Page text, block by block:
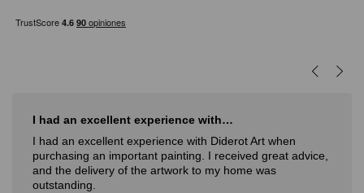
I had an excellent experience with…
I had an excellent experience with Diderot Art when
purchasing an important painting. I received great advice,
and the delivery of the artwork to my home was
outstanding.